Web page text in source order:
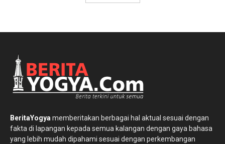
BeritaYogya memberitakan berbagai hal aktual sesuai dengan
fakta di lapangan kepada semua kalangan dengan gaya bahasa
yang lebih mudah dipahami sesuai dengan perkembangan